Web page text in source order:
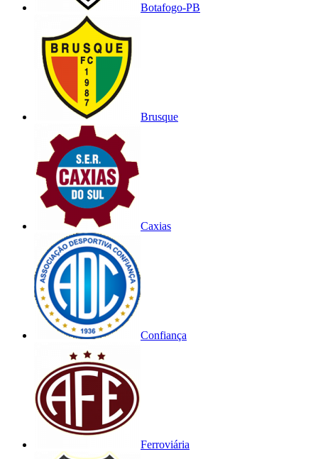
Botafogo-PB
Brusque
Caxias
Confiança
Ferroviária